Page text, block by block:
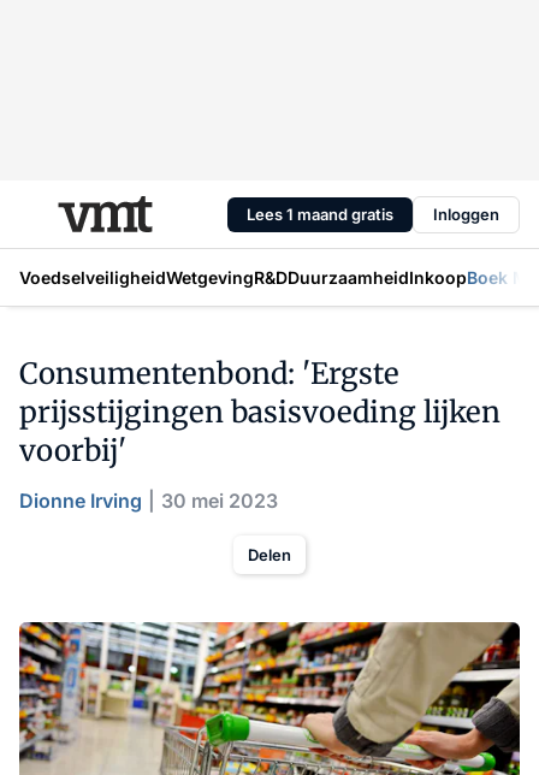
Lees 1 maand gratis Inloggen
VoedselveiligheidWetgevingR&DDuurzaamheidInkoopBoek
Consumentenbond: 'Ergste
prijsstijgingen basisvoeding lijken
voorbij'
Dionne Irving 30 mei 2023
Delen